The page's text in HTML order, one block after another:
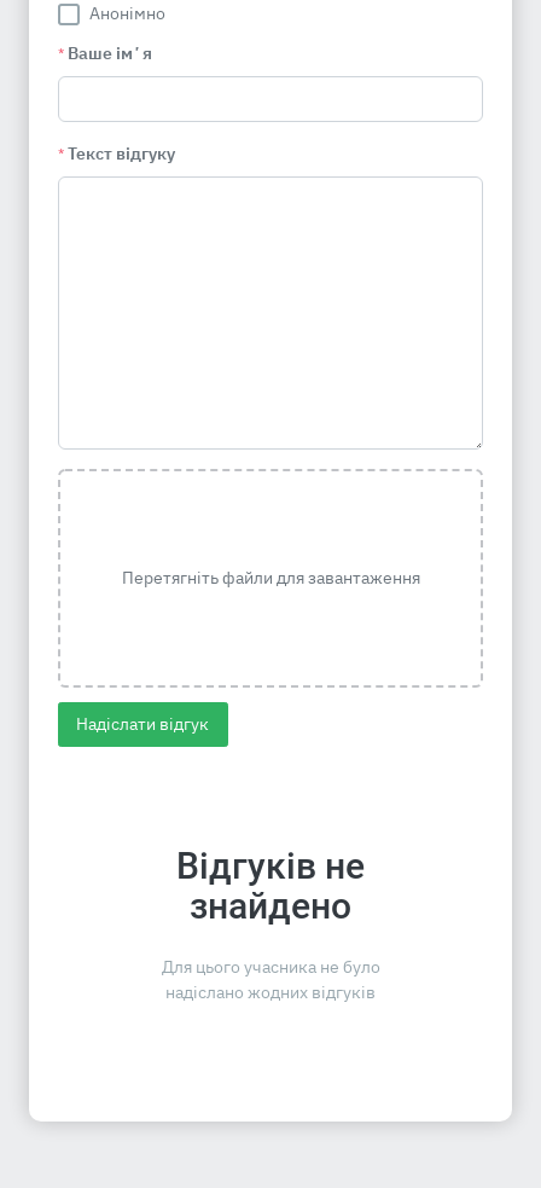
Анонімно
* Ваше імʼя
* Текст відгуку
Перетягніть файли для завантаження
Надіслати відгук
Відгуків не
знайдено
Для цього учасника не було
надіслано жодних відгуків